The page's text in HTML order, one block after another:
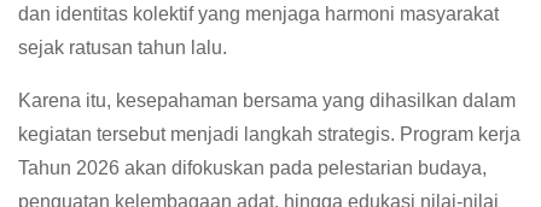
dan identitas kolektif yang menjaga harmoni masyarakat
sejak ratusan tahun lalu.
Karena itu, kesepahaman bersama yang dihasilkan dalam
kegiatan tersebut menjadi langkah strategis. Program kerja
Tahun 2026 akan difokuskan pada pelestarian budaya,
penguatan kelembagaan adat, hingga edukasi nilai-nilai